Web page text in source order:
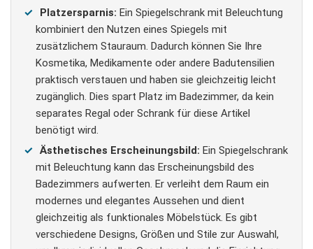
Platzersparnis: Ein Spiegelschrank mit Beleuchtung
kombiniert den Nutzen eines Spiegels mit
zusätzlichem Stauraum. Dadurch können Sie Ihre
Kosmetika, Medikamente oder andere Badutensilien
praktisch verstauen und haben sie gleichzeitig leicht
zugänglich. Dies spart Platz im Badezimmer, da kein
separates Regal oder Schrank für diese Artikel
benötigt wird.
Ästhetisches Erscheinungsbild: Ein Spiegelschrank
mit Beleuchtung kann das Erscheinungsbild des
Badezimmers aufwerten. Er verleiht dem Raum ein
modernes und elegantes Aussehen und dient
gleichzeitig als funktionales Möbelstück. Es gibt
verschiedene Designs, Größen und Stile zur Auswahl,